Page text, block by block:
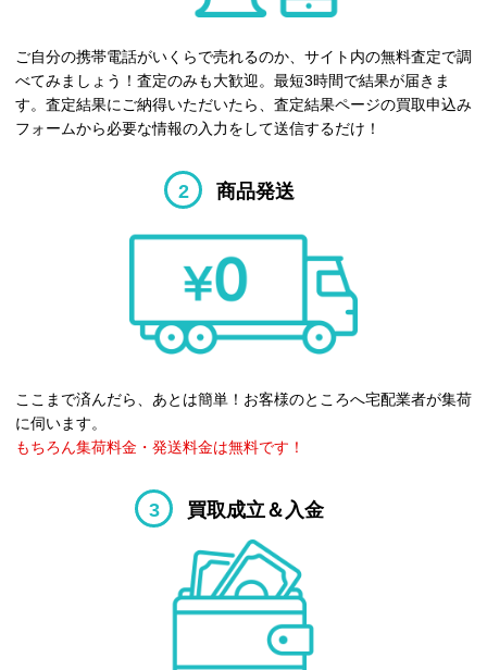
ご自分の携帯電話がいくらで売れるのか、サイト内の無料査定で調
べてみましょう！査定のみも大歓迎。最短3時間で結果が届きま
す。査定結果にご納得いただいたら、査定結果ページの買取申込み
フォームから必要な情報の入力をして送信するだけ！
2 商品発送
ここまで済んだら、あとは簡単！お客様のところへ宅配業者が集荷
に伺います。
もちろん集荷料金・発送料金は無料です！
3 買取成立＆入金